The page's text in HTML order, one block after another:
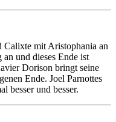
mit Aristophania an
und dieses Ende ist
Dorison bringt seine
Ende. Joel Parnottes
besser und besser.